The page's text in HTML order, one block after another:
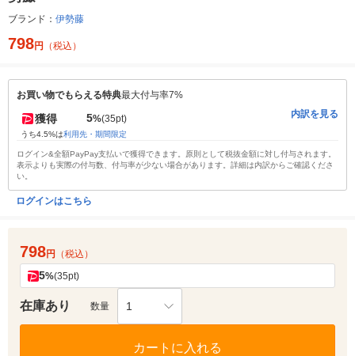
ブランド： 伊勢藤
798円 （税込）
お買い物でもらえる特典最大付与率7%
獲得 5%(35pt)
うち4.5%は利用先・期間限定
内訳を見る
ログイン&全額PayPay支払いで獲得できます。原則として税抜金額に対し付与されます。
表示よりも実際の付与数、付与率が少ない場合があります。詳細は内訳からご確認くださ
い。
ログインはこちら
798円 （税込）
5%(35pt)
在庫あり 数量 1
カートに入れる